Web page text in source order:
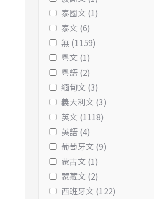
泰國文 (1)
泰文 (6)
無 (1159)
粵文 (1)
粵語 (2)
緬甸文 (3)
義大利文 (3)
英文 (1118)
英語 (4)
葡萄牙文 (9)
蒙古文 (1)
蒙藏文 (2)
西班牙文 (122)